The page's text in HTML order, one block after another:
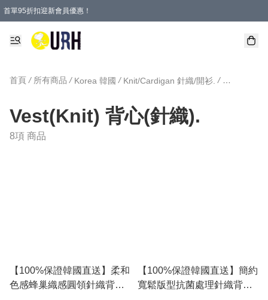
首單95折扣迎新會員優惠！
特選會員可享全單低至 95 折優惠！
單一訂單滿HKD600(澳門HKD800)包郵寄順豐送到家。
首頁 / 所有商品 / Korea 韓國 / Knit/Cardigan 針織/開衫. / Vest(Knit)
Vest(Knit) 背心(針織).
8項 商品
【100%保證韓國直送】柔和
色感蜂巢織感圓領針織背心
【100%保證韓國直送】簡約
寬鬆版型抗菌處理針織背心